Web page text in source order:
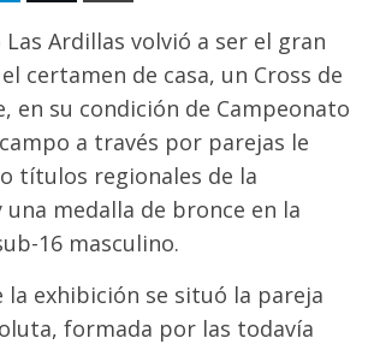
Las Ardillas volvió a ser el gran
certamen de casa, un Cross de
en su condición de Campeonato
a través por parejas le
títulos regionales de la
una medalla de bronce en la
16 masculino.
la exhibición se situó la pareja
formada por las todavía